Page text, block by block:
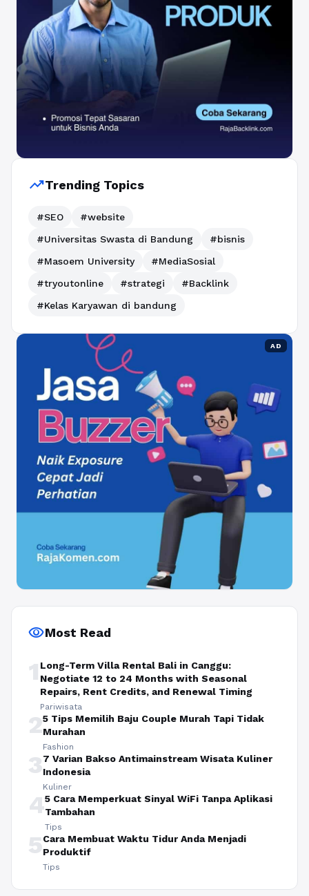
trending_upTrending Topics
#SEO
#website
#Universitas Swasta di Bandung
#bisnis
#Masoem University
#MediaSosial
#tryoutonline
#strategi
#Backlink
#Kelas Karyawan di bandung
AD
visibilityMost Read
1 Long-Term Villa Rental Bali in Canggu:
Negotiate 12 to 24 Months with Seasonal
Repairs, Rent Credits, and Renewal Timing
Pariwisata
25 Tips Memilih Baju Couple Murah Tapi Tidak
Murahan
Fashion
37 Varian Bakso Antimainstream Wisata Kuliner
Indonesia
Kuliner
45 Cara Memperkuat Sinyal WiFi Tanpa Aplikasi
Tambahan
Tips
5Cara Membuat Waktu Tidur Anda Menjadi
Produktif
Tips